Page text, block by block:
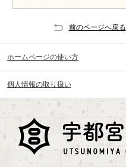
前のページへ戻る
ホームページの使い方
個人情報の取り扱い